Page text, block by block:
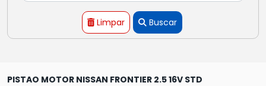
Limpar Buscar
PISTAO MOTOR NISSAN FRONTIER 2.5 16V STD